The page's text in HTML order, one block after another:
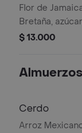
Flor de
Bretaña,
$ 13.000
Almuerzos
Cerdo
Arroz